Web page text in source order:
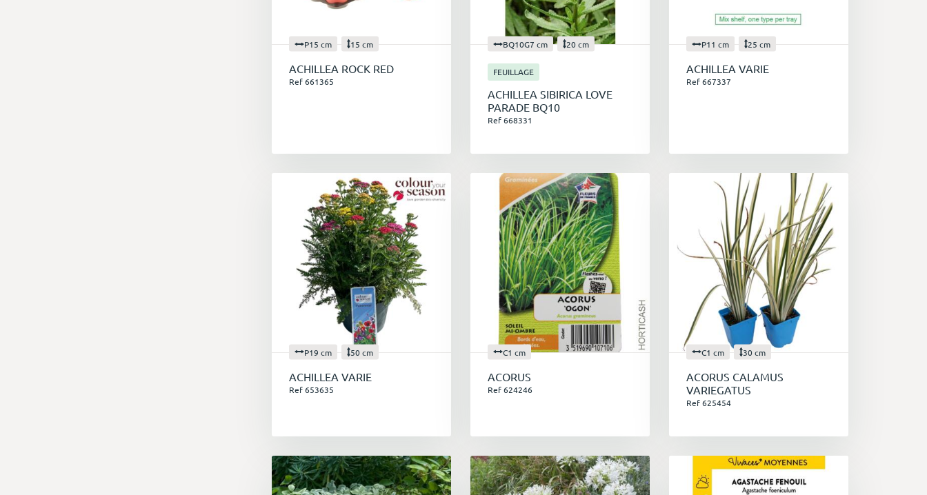
P15 cm 15 cm
ACHILLEA ROCK RED
Ref 661365
BQ10G7 cm 20 cm
FEUILLAGE
ACHILLEA SIBIRICA LOVE
PARADE BQ10
Ref 668331
P11 cm 25 cm
ACHILLEA VARIE
Ref 667337
P19 cm 50 cm
ACHILLEA VARIE
Ref 653635
C1 cm
ACORUS
Ref 624246
C1 cm 30 cm
ACORUS CALAMUS
VARIEGATUS
Ref 625454